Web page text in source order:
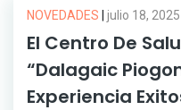
NOVEDADES julio 18, 2025
El Centro De
“Dalagaic
Experiencia